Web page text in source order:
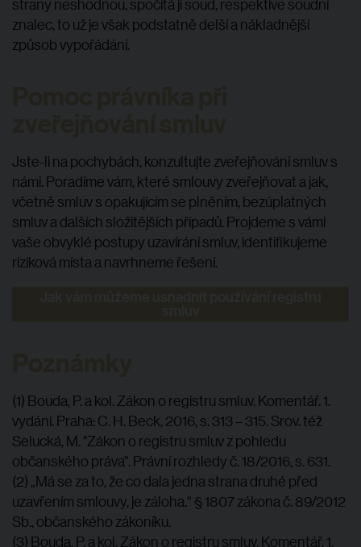
strany neshodnou, spočítá ji soud, respektive soudní
znalec, to už je však podstatně delší a nákladnější
způsob vypořádání.
Jste-li na pochybách, konzultujte zveřejňování smluv s
námi. Poradíme vám, které smlouvy zveřejňovat a jak,
včetně smluv s opakujícím se plněním, bezúplatných
smluv a dalších složitějších případů. Projdeme s vámi
vaše obvyklé postupy uzavírání smluv, identifikujeme
riziková místa a navrhneme řešení.
(1) Bouda, P. a kol. Zákon o registru smluv. Komentář. 1.
vydání. Praha: C. H. Beck, 2016, s. 313 – 315. Srov. též
Selucká, M. "Zákon o registru smluv z pohledu
občanského práva". Právní rozhledy č. 18/2016, s. 631.
(2) „Má se za to, že co dala jedna strana druhé před
uzavřením smlouvy, je záloha.“ § 1807 zákona č. 89/2012
Sb., občanského zákoníku.
(3) Bouda, P. a kol. Zákon o registru smluv. Komentář. 1.